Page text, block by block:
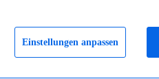
Einstellungen anpassen